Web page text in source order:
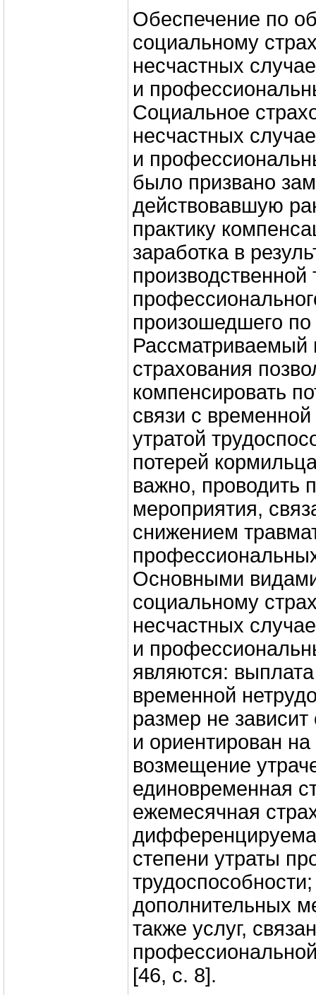
Обеспечение по
социальному
несчастных
и
Социальное
несчастных
и
было призвано
действовавшую
практику
заработка в
произошедшего по
Рассматриваемый
страхования
компенсировать
связи с
утратой
потерей
важно, проводить
мероприятия,
снижением
Основными
социальному
несчастных
и
являются:
временной
размер не зависит
и ориентирован
возмещение
единовременная
ежемесячная
степени утраты
дополнительных
также услуг,
[46, c. 8].